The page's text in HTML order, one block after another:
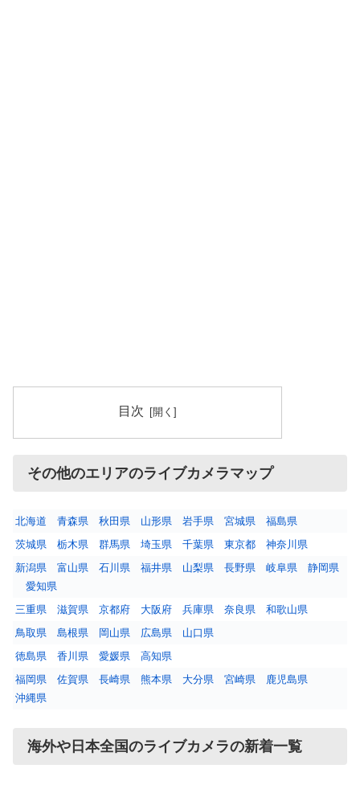
目次
その他のエリアのライブカメラマップ
北海道 青森県 秋田県 山形県 岩手県 宮城県
福島県
茨城県
栃木県 群馬県 埼玉県 千葉県 東京都
神奈川県
新潟県
富山県 石川県 福井県 山梨県 長野県 岐阜県
静岡県
愛知県
三重県
滋賀県 京都府 大阪府 兵庫県 奈良県
和歌山県
鳥取県
島根県 岡山県 広島県
山口県
徳島県
香川県 愛媛県
高知県
福岡県
佐賀県 長崎県 熊本県 大分県 宮崎県
鹿児島県
沖縄県
海外や日本全国のライブカメラの新着一覧